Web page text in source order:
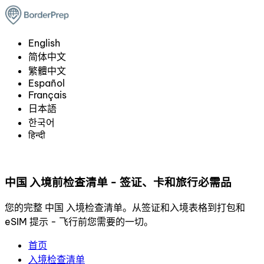
English
简体中文
繁體中文
Español
Français
日本語
한국어
हिन्दी
中国 入境前检查清单 - 签证、卡和旅行必需品
您的完整 中国 入境检查清单。从签证和入境表格到打包和
eSIM 提示 - 飞行前您需要的一切。
首页
入境检查清单